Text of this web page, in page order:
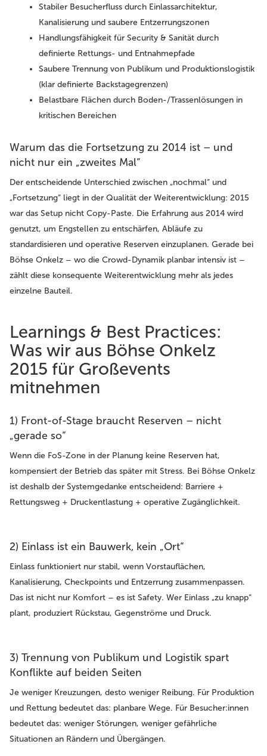
Stabiler Besucherfluss durch Einlassarchitektur,
Kanalisierung und saubere Entzerrungszonen
Handlungsfähigkeit für Security & Sanität durch
definierte Rettungs- und Entnahmepfade
Saubere Trennung von Publikum und Produktionslogistik
(klar definierte Backstagegrenzen)
Belastbare Flächen durch Boden-/Trassenlösungen in
kritischen Bereichen
Warum das die Fortsetzung zu 2014 ist – und
nicht nur ein „zweites Mal“
Der entscheidende Unterschied zwischen „nochmal“ und
„Fortsetzung“ liegt in der Qualität der Weiterentwicklung: 2015
war das Setup nicht Copy-Paste. Die Erfahrung aus 2014 wird
genutzt, um Engstellen zu entschärfen, Abläufe zu
standardisieren und operative Reserven einzuplanen. Gerade bei
Böhse Onkelz – wo die Crowd-Dynamik planbar intensiv ist –
zählt diese konsequente Weiterentwicklung mehr als jedes
einzelne Bauteil.
Learnings & Best Practices:
Was wir aus Böhse Onkelz
2015 für Großevents
mitnehmen
1) Front-of-Stage braucht Reserven – nicht
„gerade so“
Wenn die FoS-Zone in der Planung keine Reserven hat,
kompensiert der Betrieb das später mit Stress. Bei Böhse Onkelz
ist deshalb der Systemgedanke entscheidend: Barriere +
Rettungsweg + Druckentlastung + operative Zugänglichkeit.
2) Einlass ist ein Bauwerk, kein „Ort“
Einlass funktioniert nur stabil, wenn Vorstauflächen,
Kanalisierung, Checkpoints und Entzerrung zusammenpassen.
Das ist nicht nur Komfort – es ist Safety. Wer Einlass „zu knapp“
plant, produziert Rückstau, Gegenströme und Druck.
3) Trennung von Publikum und Logistik spart
Konflikte auf beiden Seiten
Je weniger Kreuzungen, desto weniger Reibung. Für Produktion
und Rettung bedeutet das: planbare Wege. Für Besucher:innen
bedeutet das: weniger Störungen, weniger gefährliche
Situationen an Rändern und Übergängen.